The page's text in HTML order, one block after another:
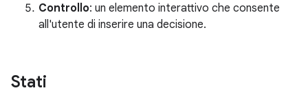
Controllo: un elemento interattivo che consente
all'utente di inserire una decisione.
Stati